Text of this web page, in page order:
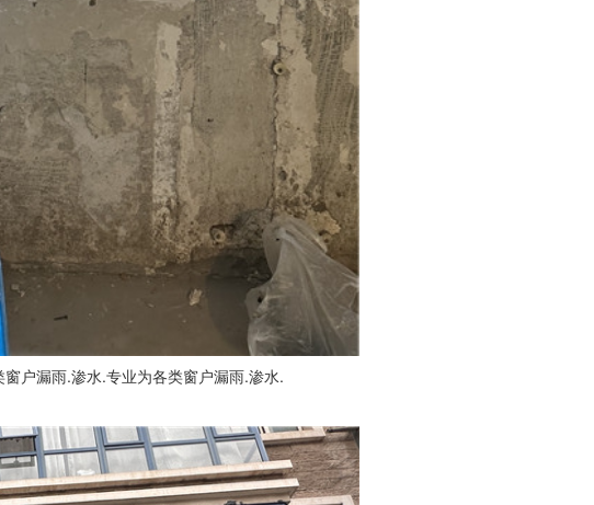
户漏雨.渗水.专业为各类窗户漏雨.渗水.